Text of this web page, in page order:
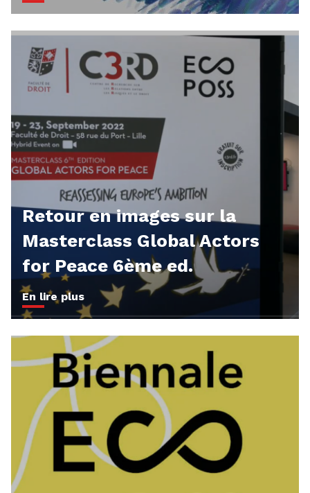
Retour en images sur la
Masterclass Global Actors
for Peace 6ème ed.
En lire plus